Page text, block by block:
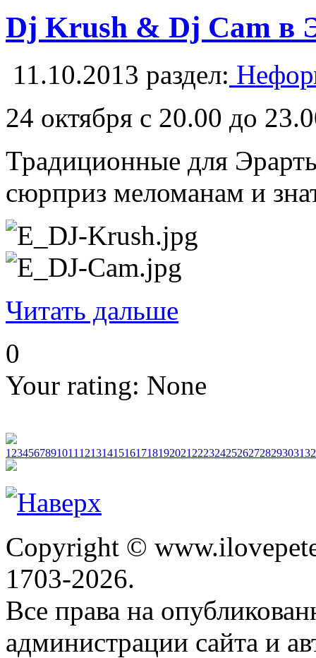
Dj Krush & Dj Cam в
11.10.2013 раздел:
24 октября с 20.00 до
Традиционные для
сюрприз меломанам и
Читать дальше
0
Your rating: None
1 234567891011 12131415161718192021 2223242526272829303132
Copyright ©
1703-2026.
Все права на
администрации сайта и